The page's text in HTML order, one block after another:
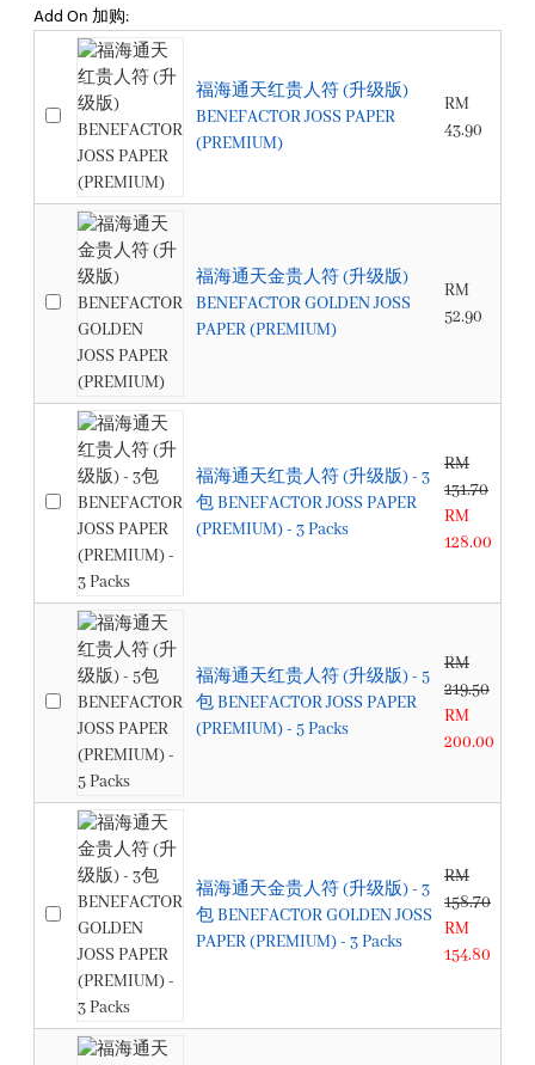
Add On 加购:
福海通天红贵人符 (升级版)
BENEFACTOR JOSS PAPER
(PREMIUM)
RM
43.90
福海通天金贵人符 (升级版)
BENEFACTOR GOLDEN JOSS
PAPER (PREMIUM)
RM
52.90
福海通天红贵人符 (升级版) - 3
包 BENEFACTOR JOSS PAPER
(PREMIUM) - 3 Packs
RM
131.70
RM
128.00
福海通天红贵人符 (升级版) - 5
包 BENEFACTOR JOSS PAPER
(PREMIUM) - 5 Packs
RM
219.50
RM
200.00
福海通天金贵人符 (升级版) - 3
包 BENEFACTOR GOLDEN JOSS
PAPER (PREMIUM) - 3 Packs
RM
158.70
RM
154.80